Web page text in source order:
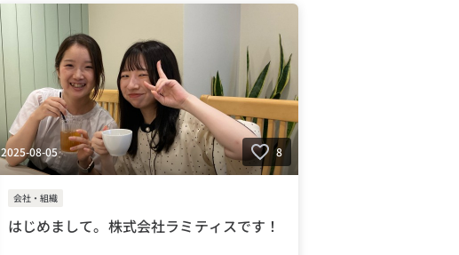
#広島県 #岡山県 #東海 #関西 #中国 #通信 #携帯
#スマホ
#Wi-Fi
#エブリワンズの人たち
#名古屋市
2025-08-05 8
会社・組織
はじめまして。株式会社ラミティスです！